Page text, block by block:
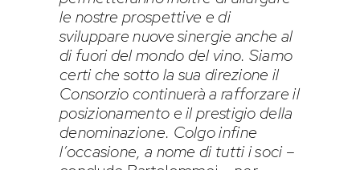
le nostre prospettive e di
sviluppare nuove sinergie anche al
di fuori del mondo del vino. Siamo
certi che sotto la sua direzione il
Consorzio continuerà a rafforzare il
posizionamento e il prestigio della
denominazione. Colgo infine
l’occasione, a nome di tutti i soci–